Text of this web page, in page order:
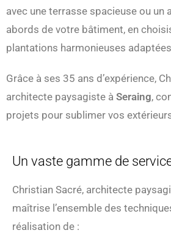
avec une terrasse spacieuse ou un
abords de votre bâtiment, en
plantations harmonieuses
Grâce à ses 35 ans d’expérience,
architecte paysagiste à Seraing,
projets pour sublimer vos
Un vaste gamme de
Christian Sacré, architecte
maîtrise l’ensemble des
réalisation de :